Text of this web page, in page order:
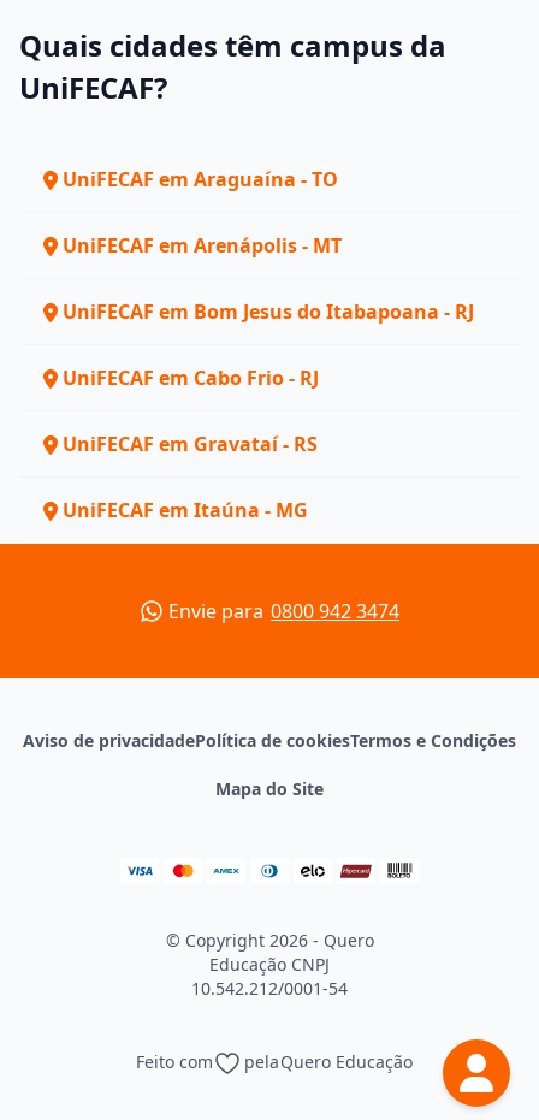
Continuar
Quais cidades têm campus da
UniFECAF?
UniFECAF em Araguaína - TO
UniFECAF em Arenápolis - MT
UniFECAF em Bom Jesus do Itabapoana - RJ
UniFECAF em Cabo Frio - RJ
UniFECAF em Gravataí - RS
UniFECAF em Itaúna - MG
Envie para 0800 942 3474
Aviso de privacidadePolítica de cookiesTermos e Condições
Mapa do Site
© Copyright 2026 - Quero
Educação CNPJ
10.542.212/0001-54
Feito com pelaQuero Educação